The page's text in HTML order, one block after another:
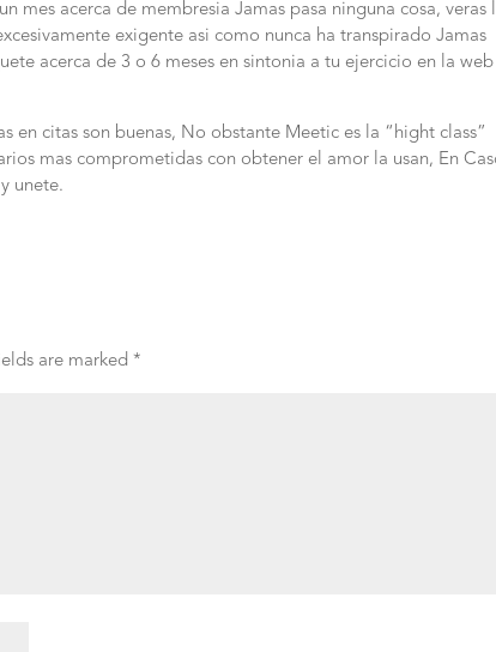
mes acerca de membresia Jamas pasa ninguna cosa, veras
exigente asi­ como nunca ha transpirado Jamas
acerca de 3 o 6 meses en sintonia a tu ejercicio en la web
en citas son buenas, No obstante Meetic es la “hight class”
mas comprometidas con obtener el amor la usan, En
unete.
are marked *